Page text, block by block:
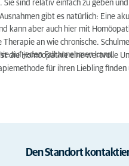
sind relativ einfach zu geben
gibt es natürlich: Eine
kann aber auch hier mit
an wie chronische.
auf jeden Fall annehmen kann.
die Homöopathie eine wertvolle
für ihren Liebling finden
Den Standort